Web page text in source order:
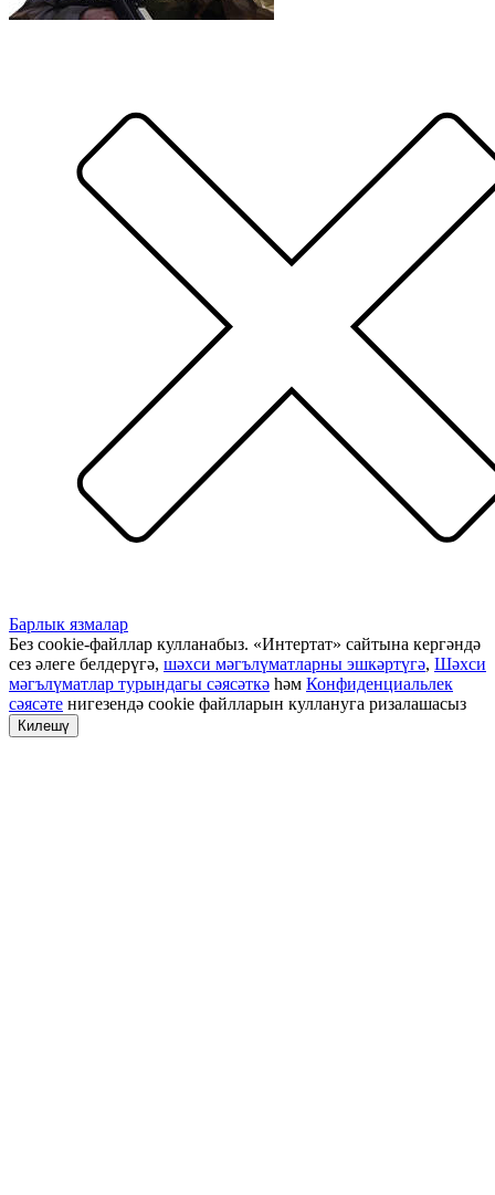
Барлык язмалар
Без cookie-файллар кулланабыз. «Интертат» сайтына кергәндә
сез әлеге белдерүгә, шәхси мәгълүматларны эшкәртүгә, Шәхси
мәгълүматлар турындагы сәясәткә һәм Конфиденциальлек
сәясәте нигезендә cookie файлларын куллануга ризалашасыз
Килешү